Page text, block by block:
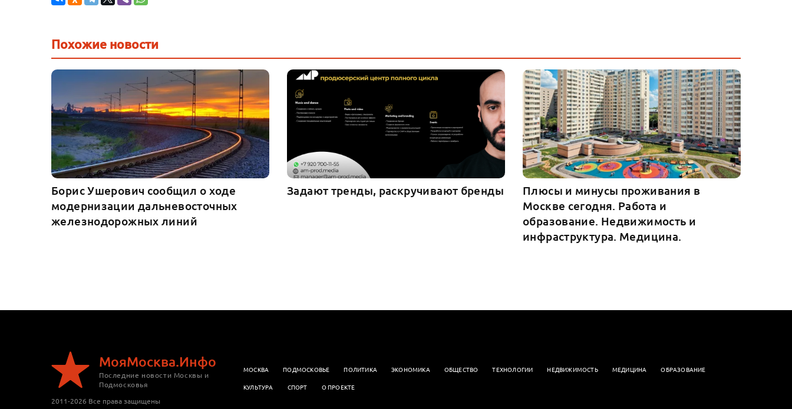
Похожие новости
Борис Ушерович сообщил о ходе
модернизации дальневосточных
железнодорожных линий
Задают тренды, раскручивают бренды
Плюсы и минусы проживания в
Москве сегодня. Работа и
образование. Недвижимость и
инфраструктура. Медицина.
МояМосква.Инфо
Последние новости Москвы и
Подмосковья
2011-2026 Все права защищены
МОСКВА ПОДМОСКОВЬЕ ПОЛИТИКА ЭКОНОМИКА OБЩЕСТВО ТЕХНОЛОГИИ НЕДВИЖИМОСТЬ МЕДИЦИНА
ОБРАЗОВАНИЕ
КУЛЬТУРА
СПОРТ О ПРОЕКТЕ